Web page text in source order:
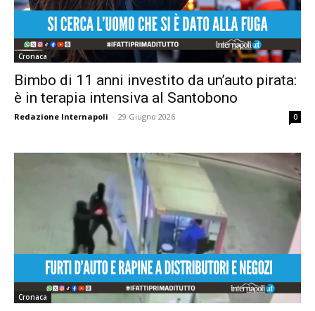
Cronaca
Bimbo di 11 anni investito da un’auto pirata:
è in terapia intensiva al Santobono
Redazione Internapoli - 29 Giugno 2026 0
Cronaca